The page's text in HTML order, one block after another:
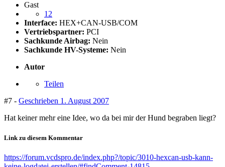
Gast
12
Interface: HEX+CAN-USB/COM
Vertriebspartner: PCI
Sachkunde Airbag: Nein
Sachkunde HV-Systeme: Nein
Autor
Teilen
#7 - Geschrieben 1. August 2007
Hat keiner mehr eine Idee, wo da bei mir der Hund begraben liegt?
Link zu diesem Kommentar
https://forum.vcdspro.de/index.php?/topic/3010-hexcan-usb-kann-